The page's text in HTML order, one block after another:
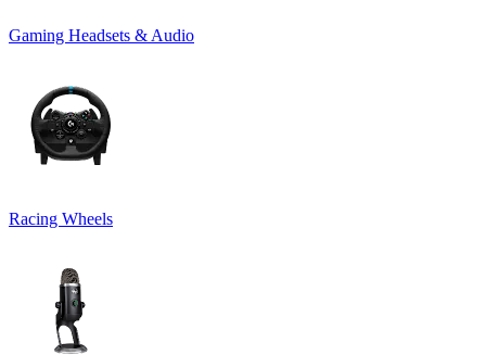
Gaming Headsets & Audio
Racing Wheels